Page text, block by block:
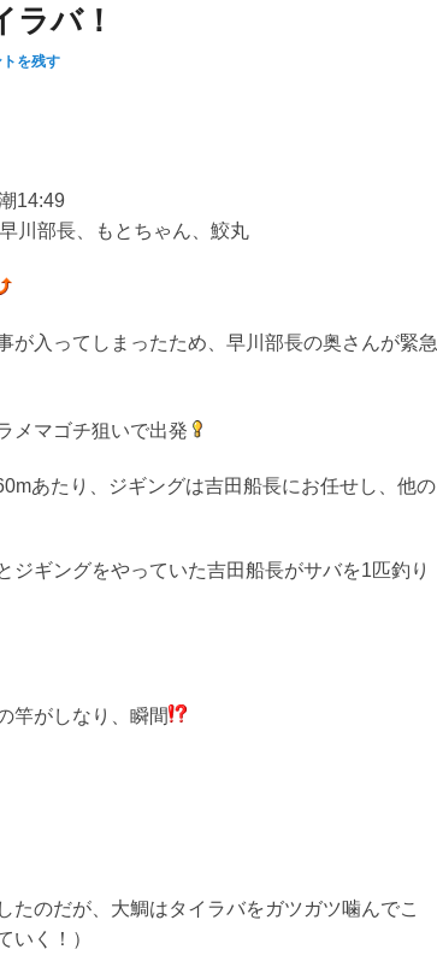
ラバ！
を残す
14:49
川部長、もとちゃん、鮫丸
が入ってしまったため、早川部長の奥さんが緊急
メマゴチ狙いで出発
あたり、ジギングは吉田船長にお任せし、他の
ジギングをやっていた吉田船長がサバを1匹釣り
竿がしなり、瞬間
たのだが、大鯛はタイラバをガツガツ噛んでこ
いく！）